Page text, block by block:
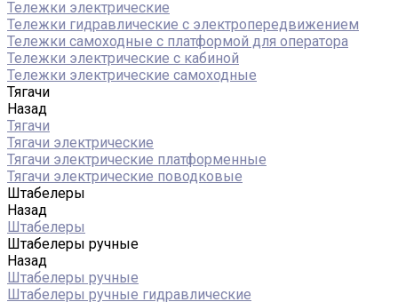
Тележки электрические
Тележки гидравлические с электропередвижением
Тележки самоходные с платформой для оператора
Тележки электрические с кабиной
Тележки электрические самоходные
Тягачи
Назад
Тягачи
Тягачи электрические
Тягачи электрические платформенные
Тягачи электрические поводковые
Штабелеры
Назад
Штабелеры
Штабелеры ручные
Назад
Штабелеры ручные
Штабелеры ручные гидравлические